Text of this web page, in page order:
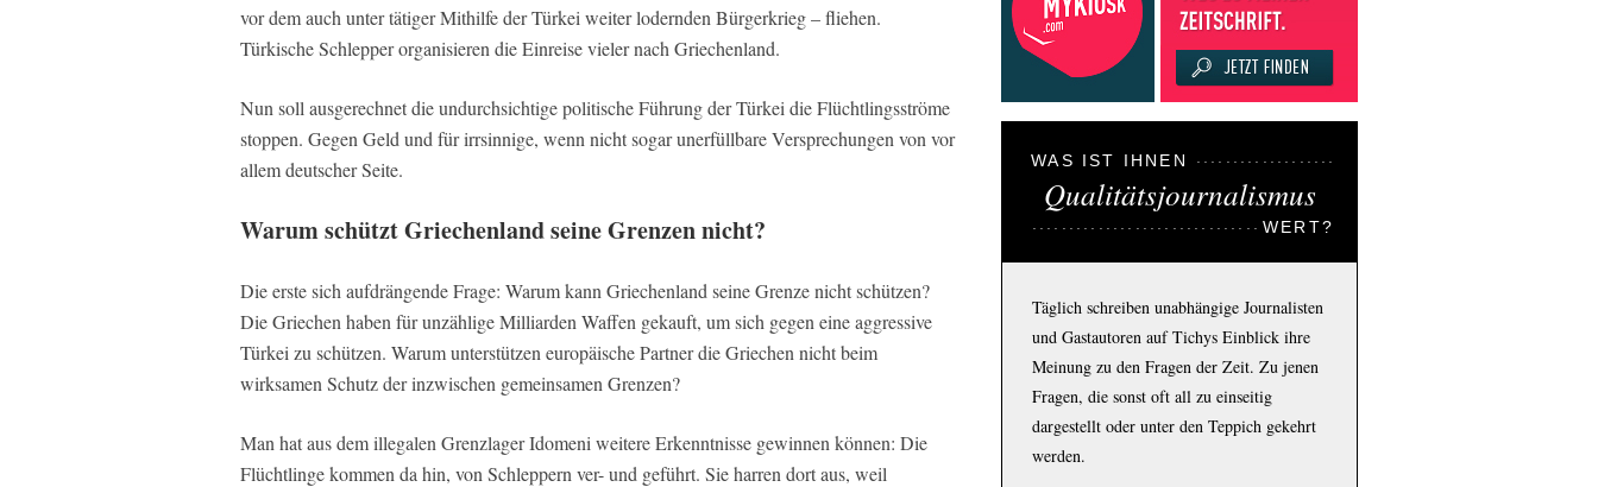
vor dem auch unter tätiger Mithilfe der Türkei weiter lodernden Bürgerkrieg – fliehen.
Türkische Schlepper organisieren die Einreise vieler nach Griechenland.
Nun soll ausgerechnet die undurchsichtige politische Führung der Türkei die Flüchtlingsströme
stoppen. Gegen Geld und für irrsinnige, wenn nicht sogar unerfüllbare Versprechungen von vor
allem deutscher Seite.
Warum schützt Griechenland seine Grenzen nicht?
Die erste sich aufdrängende Frage: Warum kann Griechenland seine Grenze nicht schützen?
Die Griechen haben für unzählige Milliarden Waffen gekauft, um sich gegen eine aggressive
Türkei zu schützen. Warum unterstützen europäische Partner die Griechen nicht beim
wirksamen Schutz der inzwischen gemeinsamen Grenzen?
Man hat aus dem illegalen Grenzlager Idomeni weitere Erkenntnisse gewinnen können: Die
Flüchtlinge kommen da hin, von Schleppern ver- und geführt. Sie harren dort aus, weil
WAS IST IHNEN
Qualitätsjournalismus
WERT?
Täglich schreiben unabhängige Journalisten
und Gastautoren auf Tichys Einblick ihre
Meinung zu den Fragen der Zeit. Zu jenen
Fragen, die sonst oft all zu einseitig
dargestellt oder unter den Teppich gekehrt
werden.